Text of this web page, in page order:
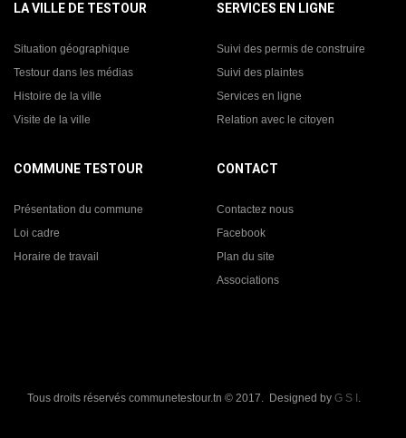
LA VILLE DE TESTOUR
Situation géographique
Testour dans les médias
Histoire de la ville
Visite de la ville
SERVICES EN LIGNE
Suivi des permis de construire
Suivi des plaintes
Services en ligne
Relation avec le citoyen
COMMUNE TESTOUR
Présentation du commune
Loi cadre
Horaire de travail
CONTACT
Contactez nous
Facebook
Plan du site
Associations
Tous droits réservés communetestour.tn © 2017. Designed by G S I .